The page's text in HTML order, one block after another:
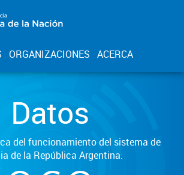
ORGANIZACIONES ACERCA
Datos
del funcionamiento del sistema de
de la República Argentina.